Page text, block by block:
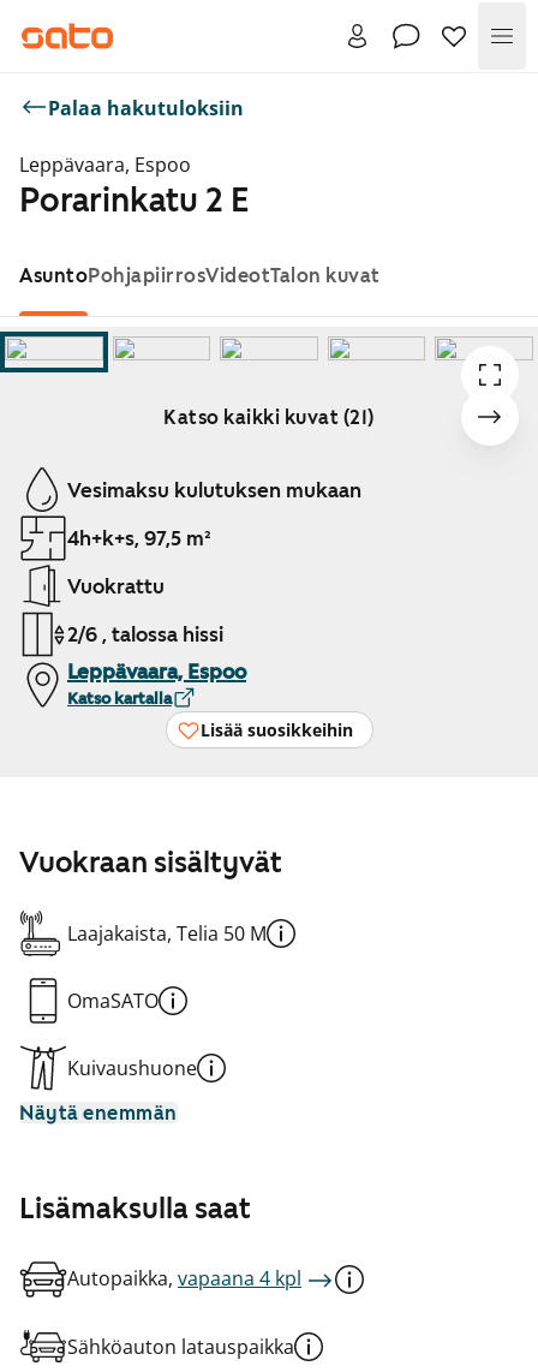
Palaa hakutuloksiin
Leppävaara, Espoo
Porarinkatu 2 E
AsuntoPohjapiirrosVideotTalon kuvat
Katso kaikki kuvat (21)
Näytetään dia 1 / 21
Vesimaksu kulutuksen mukaan
4h+k+s, 97,5 m²
Vuokrattu
2/6 , talossa hissi
Leppävaara, Espoo
Katso kartalla
Lisää suosikkeihin
Vuokraan sisältyvät
Laajakaista, Telia 50 M
OmaSATO
Kuivaushuone
Näytä enemmän
Lisämaksulla saat
Autopaikka, vapaana 4 kpl
Sähköauton latauspaikka